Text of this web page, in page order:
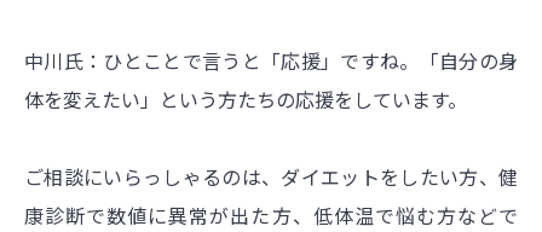
中川氏：ひとことで言うと「応援」ですね。「自分の身
体を変えたい」という方たちの応援をしています。
ご相談にいらっしゃるのは、ダイエットをしたい方、健
康診断で数値に異常が出た方、低体温で悩む方などで